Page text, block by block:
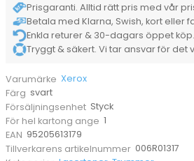
Prisgaranti. Alltid rätt pris med vår
Betala med Klarna, Swish, kort eller
Enkla returer & 30-dagars öppet köp.
Tryggt & säkert. Vi tar ansvar för det
Varumärke Xerox
Färg svart
Försäljningsenhet Styck
För hel kartong ange 1
EAN 95205613179
Tillverkarens artikelnummer 006R01317